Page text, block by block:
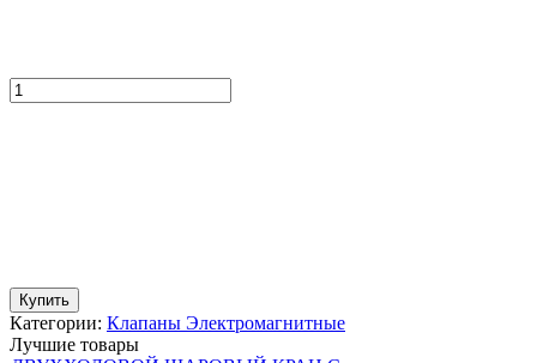
Купить
Категории: Клапаны Электромагнитные
Лучшие товары